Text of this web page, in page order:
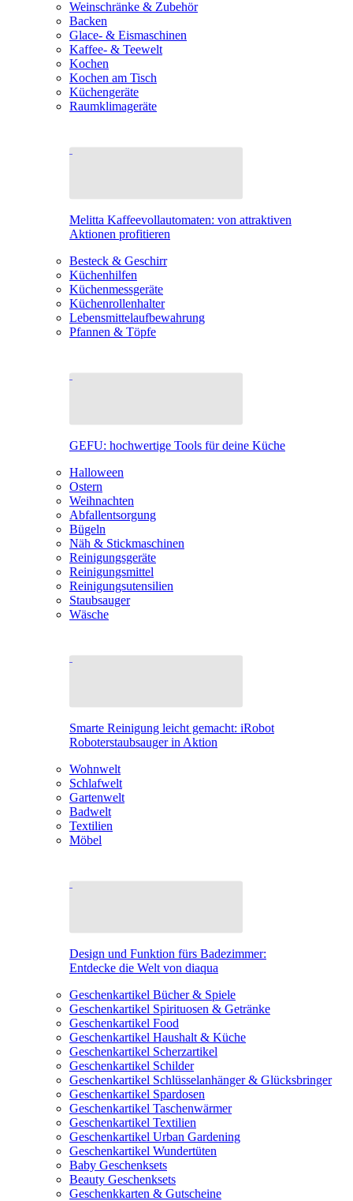
Weinschränke & Zubehör
Backen
Glace- & Eismaschinen
Kaffee- & Teewelt
Kochen
Kochen am Tisch
Küchengeräte
Raumklimageräte
Melitta Kaffeevollautomaten: von attraktiven
Aktionen profitieren
Besteck & Geschirr
Küchenhilfen
Küchenmessgeräte
Küchenrollenhalter
Lebensmittelaufbewahrung
Pfannen & Töpfe
GEFU: hochwertige Tools für deine Küche
Halloween
Ostern
Weihnachten
Abfallentsorgung
Bügeln
Näh & Stickmaschinen
Reinigungsgeräte
Reinigungsmittel
Reinigungsutensilien
Staubsauger
Wäsche
Smarte Reinigung leicht gemacht: iRobot
Roboterstaubsauger in Aktion
Wohnwelt
Schlafwelt
Gartenwelt
Badwelt
Textilien
Möbel
Design und Funktion fürs Badezimmer:
Entdecke die Welt von diaqua
Geschenkartikel Bücher & Spiele
Geschenkartikel Spirituosen & Getränke
Geschenkartikel Food
Geschenkartikel Haushalt & Küche
Geschenkartikel Scherzartikel
Geschenkartikel Schilder
Geschenkartikel Schlüsselanhänger & Glücksbringer
Geschenkartikel Spardosen
Geschenkartikel Taschenwärmer
Geschenkartikel Textilien
Geschenkartikel Urban Gardening
Geschenkartikel Wundertüten
Baby Geschenksets
Beauty Geschenksets
Geschenkkarten & Gutscheine